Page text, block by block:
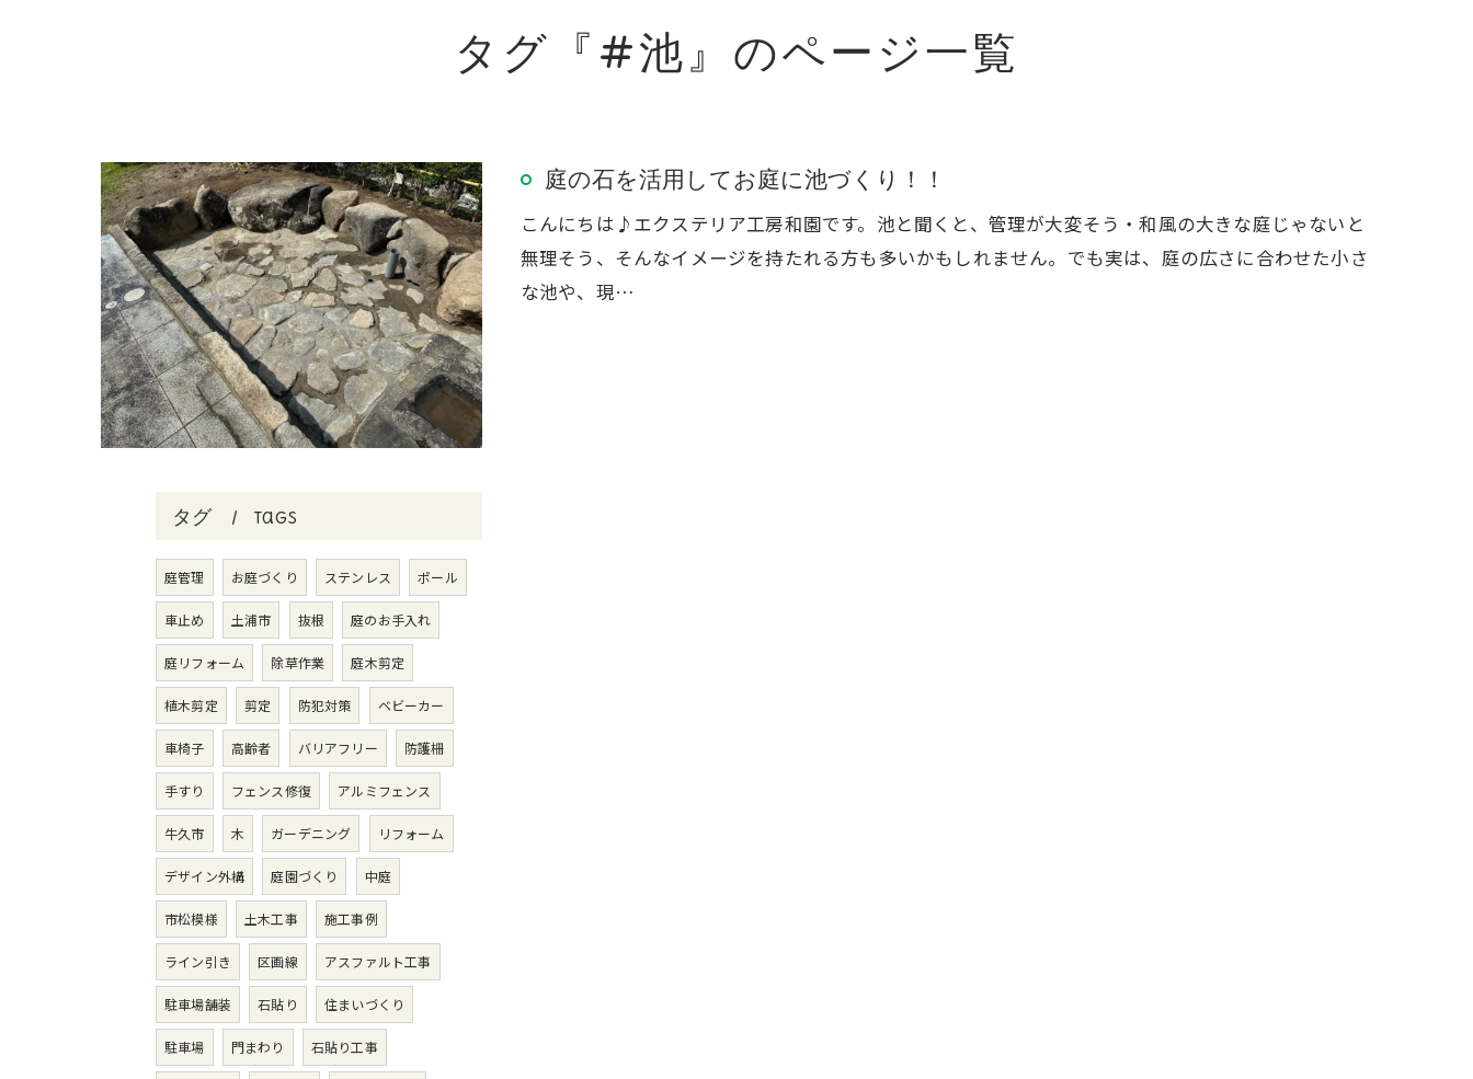
タグ『#池』のページ一覧
庭の石を活用してお庭に池づくり！！
こんにちは♪エクステリア工房和園です。池と聞くと、管理が大変そう・和風の大きな庭じゃないと
無理そう、そんなイメージを持たれる方も多いかもしれません。でも実は、庭の広さに合わせた小さ
な池や、現…
タグ Tags
庭管理 お庭づくり ステンレス ポール
車止め 土浦市 抜根 庭のお手入れ
庭リフォーム 除草作業 庭木剪定
植木剪定 剪定 防犯対策 ベビーカー
車椅子 高齢者 バリアフリー 防護柵
手すり フェンス修復 アルミフェンス
牛久市 木 ガーデニング リフォーム
デザイン外構 庭園づくり 中庭
市松模様 土木工事 施工事例
ライン引き 区画線 アスファルト工事
駐車場舗装 石貼り 住まいづくり
駐車場 門まわり 石貼り工事